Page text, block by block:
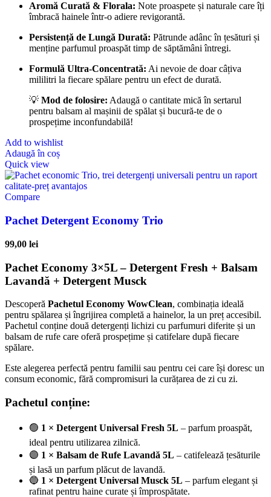
Aromă Curată & Florala: Note proaspete și naturale care îți
îmbracă hainele într-o adiere revigorantă.
Persistență de Lungă Durată: Pătrunde adânc în țesături și
menține parfumul proaspăt timp de săptămâni întregi.
Formulă Ultra-Concentrată: Ai nevoie de doar câțiva
mililitri la fiecare spălare pentru un efect de durată.
💡 Mod de folosire: Adaugă o cantitate mică în sertarul
pentru balsam al mașinii de spălat și bucură-te de o
prospețime inconfundabilă!
Add to wishlist
Adaugă în coș
Quick view
Compare
Pachet Detergent Economy Trio
99,00 lei
Pachet Economy 3×5L – Detergent Fresh + Balsam
Lavandă + Detergent Musck
Descoperă Pachetul Economy WowClean, combinația ideală
pentru spălarea și îngrijirea completă a hainelor, la un preț accesibil.
Pachetul conține două detergenți lichizi cu parfumuri diferite și un
balsam de rufe care oferă prospețime și catifelare după fiecare
spălare.
Este alegerea perfectă pentru familii sau pentru cei care își doresc un
consum economic, fără compromisuri la curățarea de zi cu zi.
Pachetul conține:
🟢 1 × Detergent Universal Fresh 5L – parfum proaspăt,
ideal pentru utilizarea zilnică.
🟣 1 × Balsam de Rufe Lavandă 5L – catifelează țesăturile
și lasă un parfum plăcut de lavandă.
🔵 1 × Detergent Universal Musck 5L – parfum elegant și
rafinat pentru haine curate și împrospătate.